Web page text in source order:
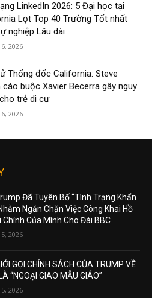
LinkedIn 2026: 5 Đại học tại
Lọt Top 40 Trường Tốt nhất
nghiệp Lâu dài
2026
Thống đốc California: Steve
cáo buộc Xavier Becerra gây nguy
trẻ di cư
2026
Đã Tuyên Bố “Tình Trạng Khẩn
Ngăn Chặn Việc Công Khai Hồ
Chính Của Mình Cho Đài BBC
2026
GỌI CHÍNH SÁCH CỦA TRUMP VỀ
“NGOẠI GIAO MẪU GIÁO”
2026